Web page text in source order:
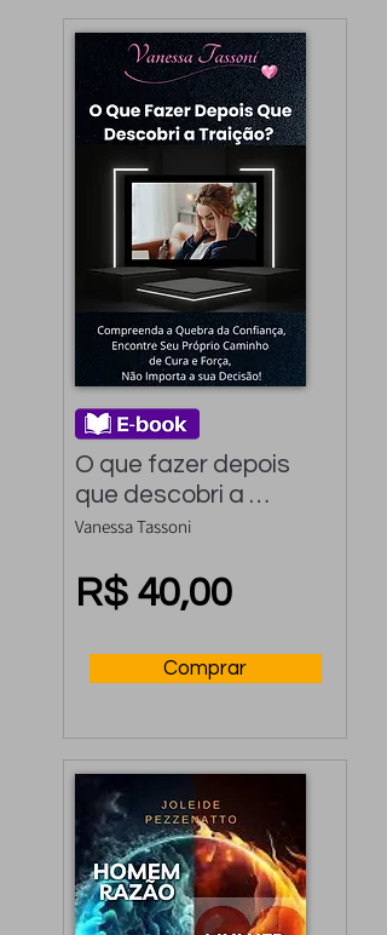
O que fazer depois
que descobri a
traição?:
quebra da confiança,
encontre seu próprio
força, Não importa a
Vanessa Tassoni
R$ 40,00
Comprar